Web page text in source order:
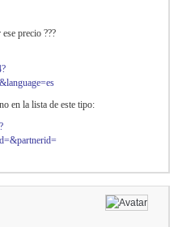
precio ???
en la lista de este tipo: